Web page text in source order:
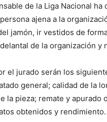
de la Liga Nacional
ajena a la
jamón, ir vestidos de
de la organización
el jurado serán los
general; calidad de la
la pieza; remate y apurado
obtenidos y rendimiento.